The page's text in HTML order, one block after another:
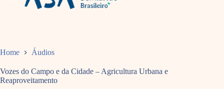
Home Áudios
Vozes do Campo e da Cidade – Agricultura Urbana e
Reaproveitamento